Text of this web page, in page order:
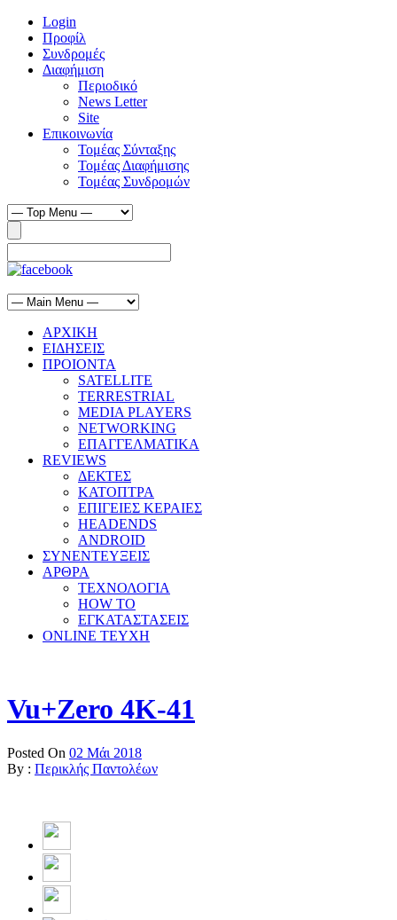
Login
Προφίλ
Συνδρομές
Διαφήμιση
Περιοδικό
News Letter
Site
Επικοινωνία
Τομέας Σύνταξης
Τομέας Διαφήμισης
Τομέας Συνδρομών
ΑΡΧΙΚΗ
ΕΙΔΗΣΕΙΣ
ΠΡΟΙΟΝΤΑ
SATELLITE
TERRESTRIAL
MEDIA PLAYERS
NETWORKING
ΕΠΑΓΓΕΛΜΑΤΙΚΑ
REVIEWS
ΔΕΚΤΕΣ
ΚΑΤΟΠΤΡΑ
ΕΠΙΓΕΙΕΣ ΚΕΡΑΙΕΣ
HEADENDS
ANDROID
ΣΥΝΕΝΤΕΥΞΕΙΣ
ΑΡΘΡΑ
ΤΕΧΝΟΛΟΓΙΑ
HOW TO
ΕΓΚΑΤΑΣΤΑΣΕΙΣ
ONLINE TEYXH
Vu+Zero 4K-41
Posted On 02 Μάι 2018
By : Περικλής Παντολέων